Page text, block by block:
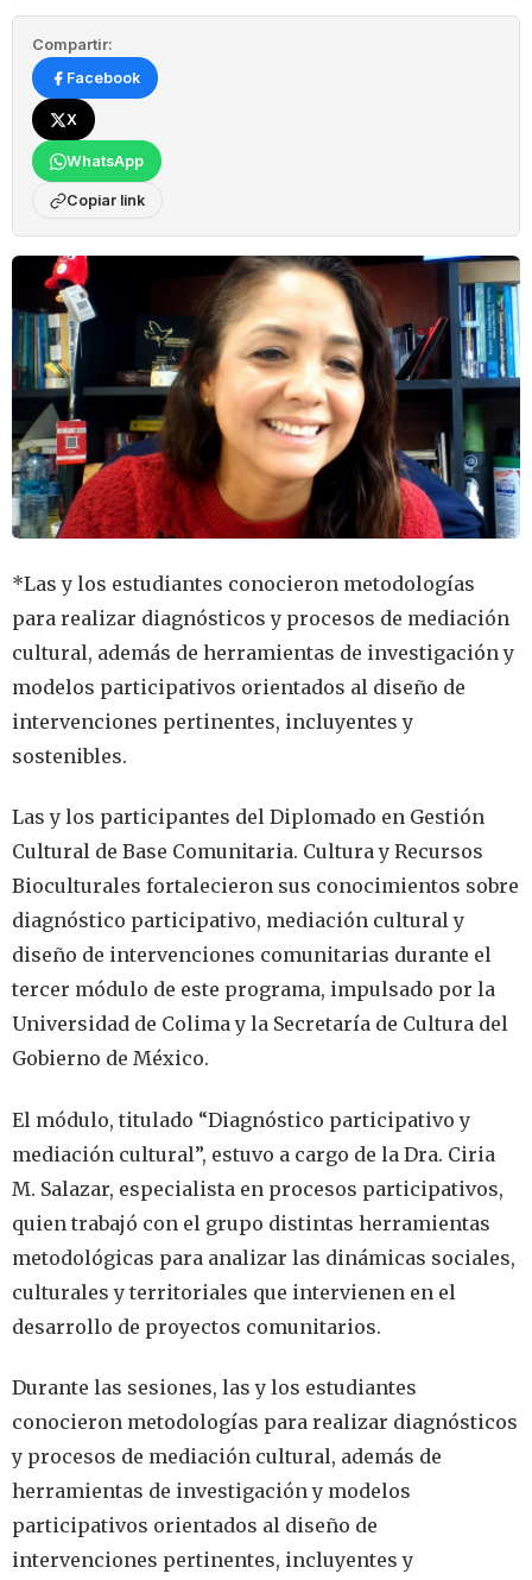
Compartir:
Facebook
X
WhatsApp
Copiar link
*Las y los estudiantes conocieron metodologías
para realizar diagnósticos y procesos de mediación
cultural, además de herramientas de investigación y
modelos participativos orientados al diseño de
intervenciones pertinentes, incluyentes y
sostenibles.
Las y los participantes del Diplomado en Gestión
Cultural de Base Comunitaria. Cultura y Recursos
Bioculturales fortalecieron sus conocimientos sobre
diagnóstico participativo, mediación cultural y
diseño de intervenciones comunitarias durante el
tercer módulo de este programa, impulsado por la
Universidad de Colima y la Secretaría de Cultura del
Gobierno de México.
El módulo, titulado “Diagnóstico participativo y
mediación cultural”, estuvo a cargo de la Dra. Ciria
M. Salazar, especialista en procesos participativos,
quien trabajó con el grupo distintas herramientas
metodológicas para analizar las dinámicas sociales,
culturales y territoriales que intervienen en el
desarrollo de proyectos comunitarios.
Durante las sesiones, las y los estudiantes
conocieron metodologías para realizar diagnósticos
y procesos de mediación cultural, además de
herramientas de investigación y modelos
participativos orientados al diseño de
intervenciones pertinentes, incluyentes y